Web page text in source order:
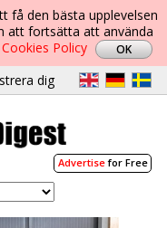
få den bästa upplevelsen
att fortsätta att använda
Cookies Policy
dig
Advertisefor Free